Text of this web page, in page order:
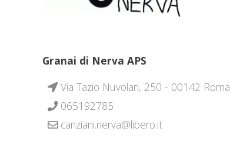
Granai di Nerva APS
Via Tazio Nuvolari, 250 - 00142 Roma
065192785
canziani.nerva@libero.it